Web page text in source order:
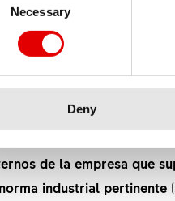
Necessary
Deny
LOS
Y APROBADOS
por la retirada se
el caso de las llantas
exhaustiva. Con esta
de la empresa que
industrial pertinente